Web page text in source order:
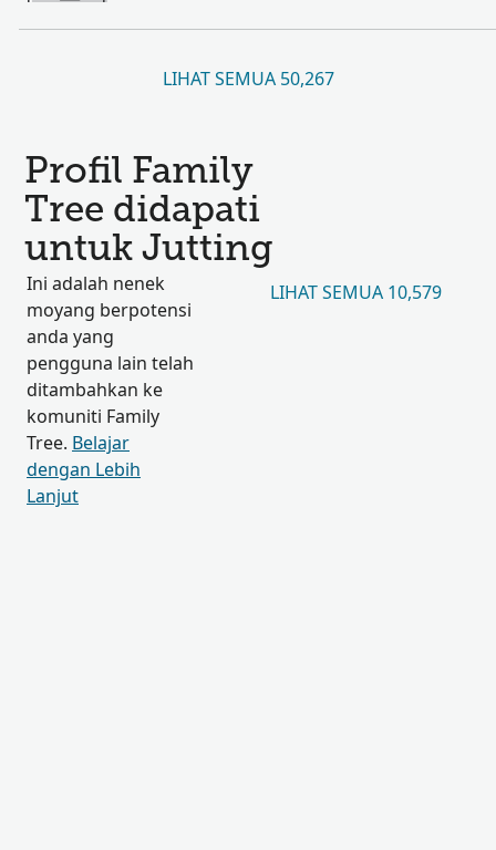
LIHAT SEMUA 50,267
Profil Family
Tree didapati
untuk Jutting
Ini adalah nenek
moyang berpotensi
anda yang
pengguna lain telah
ditambahkan ke
komuniti Family
Tree. Belajar
dengan Lebih
Lanjut
LIHAT SEMUA 10,579